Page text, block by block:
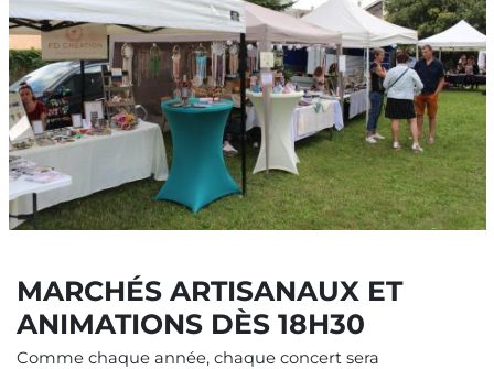
MARCHÉS ARTISANAUX ET
ANIMATIONS DÈS 18H30
Comme chaque année, chaque concert sera